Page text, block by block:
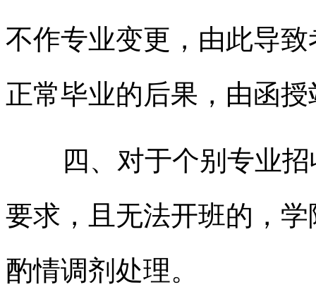
不作专业变更，由此导
正常毕业的后果，由函
四、对于个别专业招
要求，且无法开班的，
酌情调剂处理。